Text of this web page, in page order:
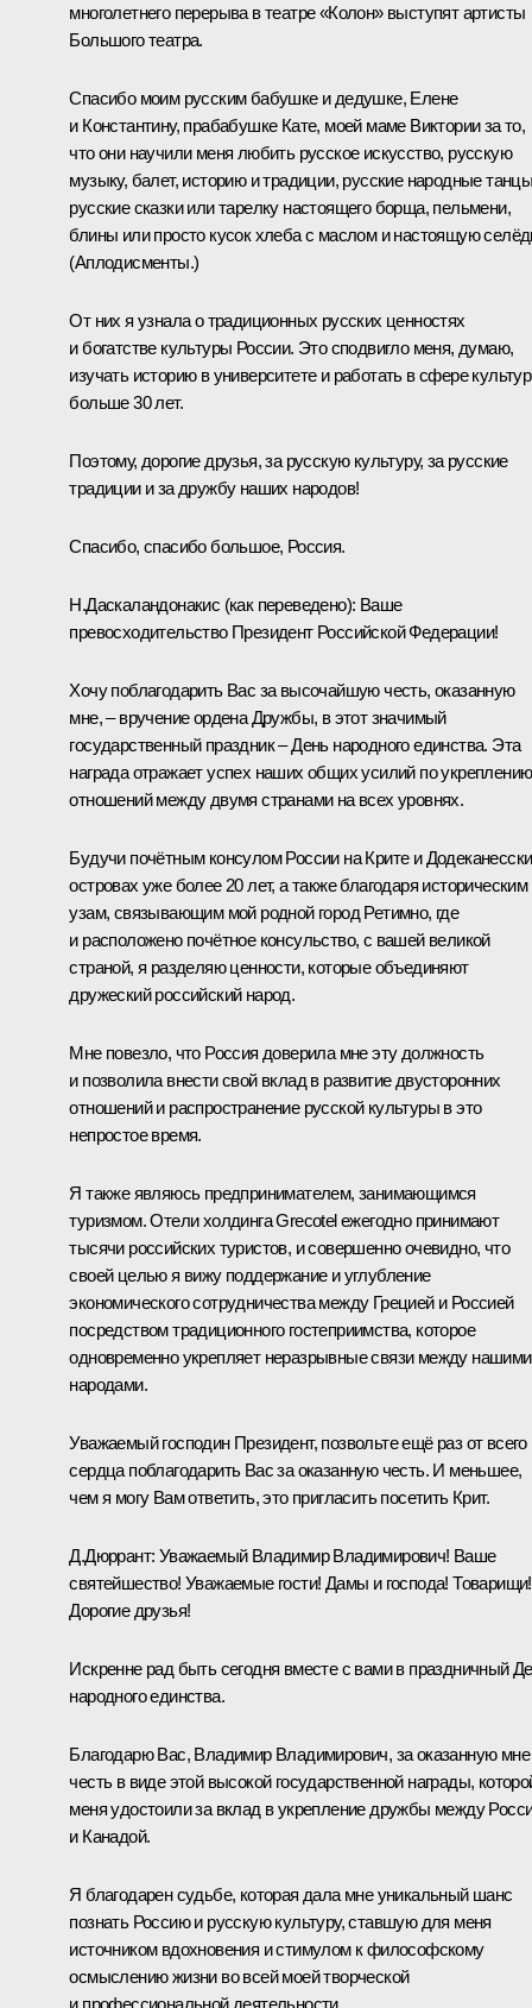
многолетнего перерыва в театре «Колон» выступят артисты
Большого театра.
Спасибо моим русским бабушке и дедушке, Елене
и Константину, прабабушке Кате, моей маме Виктории за то,
что они научили меня любить русское искусство, русскую
музыку, балет, историю и традиции, русские народные
русские сказки или тарелку настоящего борща, пельмени,
блины или просто кусок хлеба с маслом и настоящую
(Аплодисменты.)
От них я узнала о традиционных русских ценностях
и богатстве культуры России. Это сподвигло меня, думаю,
изучать историю в университете и работать в сфере
больше 30 лет.
Поэтому, дорогие друзья, за русскую культуру, за русские
традиции и за дружбу наших народов!
Спасибо, спасибо большое, Россия.
Н.Даскаландонакис (как переведено): Ваше
превосходительство Президент Российской Федерации!
Хочу поблагодарить Вас за высочайшую честь, оказанную
мне, ‒ вручение ордена Дружбы, в этот значимый
государственный праздник ‒ День народного единства. Эта
награда отражает успех наших общих усилий по укреплению
отношений между двумя странами на всех уровнях.
Будучи почётным консулом России на Крите и
островах уже более 20 лет, а также благодаря историческим
узам, связывающим мой родной город Ретимно, где
и расположено почётное консульство, с вашей великой
страной, я разделяю ценности, которые объединяют
дружеский российский народ.
Мне повезло, что Россия доверила мне эту должность
и позволила внести свой вклад в развитие двусторонних
отношений и распространение русской культуры в это
непростое время.
Я также являюсь предпринимателем, занимающимся
туризмом. Отели холдинга Grecotel ежегодно принимают
тысячи российских туристов, и совершенно очевидно, что
своей целью я вижу поддержание и углубление
экономического сотрудничества между Грецией и Россией
посредством традиционного гостеприимства, которое
одновременно укрепляет неразрывные связи между нашими
народами.
Уважаемый господин Президент, позвольте ещё раз от всего
сердца поблагодарить Вас за оказанную честь. И меньшее,
чем я могу Вам ответить, это пригласить посетить Крит.
Д.Дюррант: Уважаемый Владимир Владимирович! Ваше
святейшество! Уважаемые гости! Дамы и господа! Товарищи!
Дорогие друзья!
Искренне рад быть сегодня вместе с вами в праздничный
народного единства.
Благодарю Вас, Владимир Владимирович, за оказанную мне
честь в виде этой высокой государственной награды,
меня удостоили за вклад в укрепление дружбы между
и Канадой.
Я благодарен судьбе, которая дала мне уникальный шанс
познать Россию и русскую культуру, ставшую для меня
источником вдохновения и стимулом к философскому
осмыслению жизни во всей моей творческой
и профессиональной деятельности.